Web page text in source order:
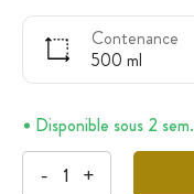
Contenance
500 ml
Disponible sous 2 sem.
- +